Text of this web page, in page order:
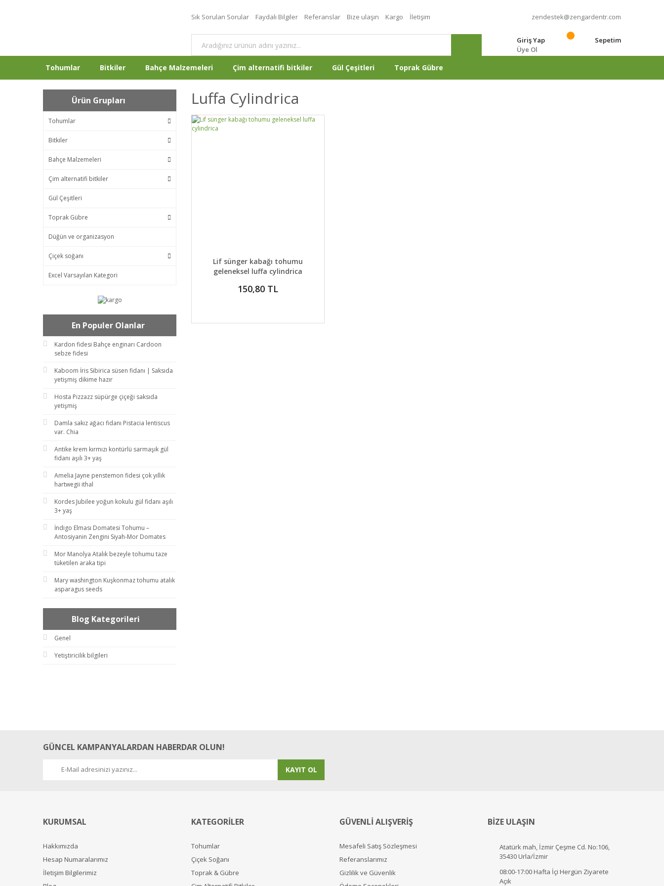
Sık Sorulan Sorular Faydalı Bilgiler Referanslar Bize ulaşın Kargo İletişim zendestek@zengardentr.com
Giriş Yap
Üye Ol
Sepetim
Tohumlar Bitkiler Bahçe Malzemeleri Çim alternatifi bitkiler Gül Çeşitleri Toprak Gübre
Ürün Grupları
Tohumlar
Bitkiler
Bahçe Malzemeleri
Çim alternatifi bitkiler
Gül Çeşitleri
Toprak Gübre
Düğün ve organizasyon
Çiçek soğanı
Excel Varsayılan Kategori
En Populer Olanlar
Kardon fidesi Bahçe enginarı Cardoon
sebze fidesi
Kaboom İris Sibirica süsen fidanı | Saksıda
yetişmiş dikime hazır
Hosta Pizzazz süpürge çiçeği saksıda
yetişmiş
Damla sakız ağacı fidanı Pistacia lentiscus
var. Chia
Antike krem kırmızı kontürlü sarmaşık gül
fidanı aşılı 3+ yaş
Amelia Jayne penstemon fidesi çok yıllık
hartwegii ithal
Kordes Jubilee yoğun kokulu gül fidanı aşılı
3+ yaş
İndigo Elması Domatesi Tohumu –
Antosiyanin Zengini Siyah-Mor Domates
Mor Manolya Atalık bezeyle tohumu taze
tüketilen araka tipi
Mary washington Kuşkonmaz tohumu atalık
asparagus seeds
Blog Kategorileri
Genel
Yetiştiricilik bilgileri
Luffa Cylindrica
DETAYLAR SEPETE EKLE
Lif sünger kabağı tohumu
geleneksel luffa cylindrica
150,80 TL
GÜNCEL KAMPANYALARDAN HABERDAR OLUN!
KAYIT OL
KURUMSAL
Hakkımızda
Hesap Numaralarımız
İletişim Bilgilerimiz
KATEGORİLER
Tohumlar
Çiçek Soğanı
Toprak & Gübre
GÜVENLİ ALIŞVERİŞ
Mesafeli Satış Sözleşmesi
Referanslarımız
Gizlilik ve Güvenlik
BİZE ULAŞIN
Atatürk mah, İzmir Çeşme Cd. No:106,
35430 Urla/İzmir
08:00-17:00 Hafta İçi Hergün Ziyarete
Açık